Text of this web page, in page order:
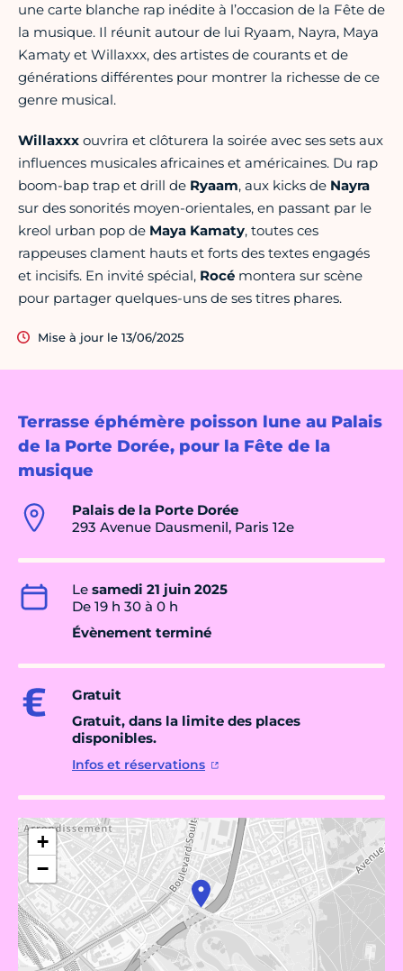
Terrasse éphémère poisson lune au Palais
de la Porte Dorée, pour la Fête de la
musique
Palais de la Porte Dorée
293 Avenue Dausmenil, Paris 12e
Le samedi 21 juin 2025
De 19 h 30 à 0 h
Évènement terminé
Gratuit
Gratuit, dans la limite des places
disponibles.
Infos et réservations
+
−
une carte blanche rap inédite à l’occasion de la Fête de
la musique. Il réunit autour de lui Ryaam, Nayra, Maya
Kamaty et Willaxxx, des artistes de courants et de
générations différentes pour montrer la richesse de ce
genre musical.
Willaxxx ouvrira et clôturera la soirée avec ses sets aux
influences musicales africaines et américaines. Du rap
boom-bap trap et drill de Ryaam, aux kicks de Nayra
sur des sonorités moyen-orientales, en passant par le
kreol urban pop de Maya Kamaty, toutes ces
rappeuses clament hauts et forts des textes engagés
et incisifs. En invité spécial, Rocé montera sur scène
pour partager quelques-uns de ses titres phares.
Mise à jour le 13/06/2025